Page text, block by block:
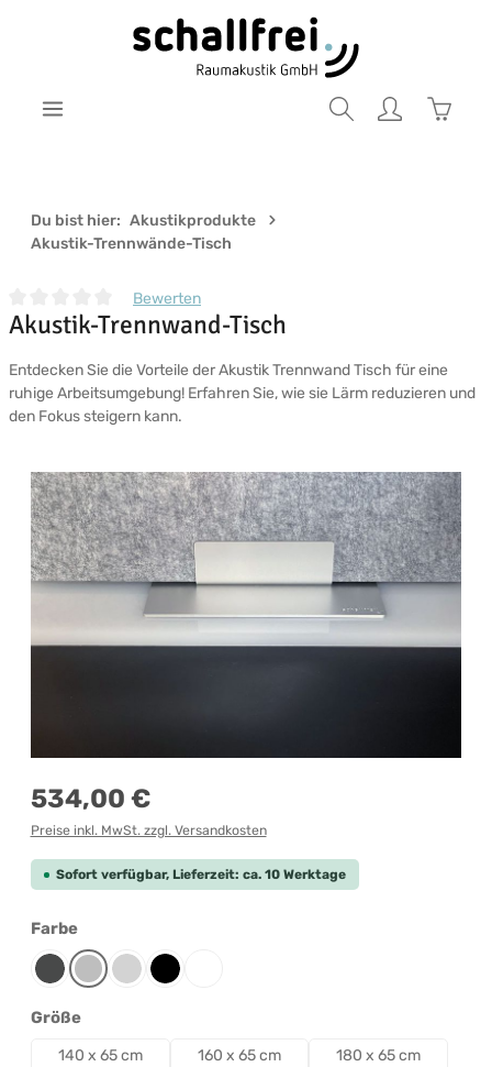
Zum Hauptinhalt springen
Du bist hier: Akustikprodukte
Akustik-Trennwände-Tisch
Durchschnittliche Bewertung von 0 von 5 Sternen
Bewerten
Akustik-Trennwand-Tisch
Entdecken Sie die Vorteile der Akustik Trennwand Tisch für eine
ruhige Arbeitsumgebung! Erfahren Sie, wie sie Lärm reduzieren und
den Fokus steigern kann.
Bildergalerie überspringen
Regulärer Preis:
534,00 €
Preise inkl. MwSt. zzgl. Versandkosten
Sofort verfügbar, Lieferzeit: ca. 10 Werktage
Farbeauswählen
AnthrazitGrau-meliert
LichtgrauSchwarz
Größeauswählen
140 x 65 cm 160 x 65 cm
180 x 65 cm